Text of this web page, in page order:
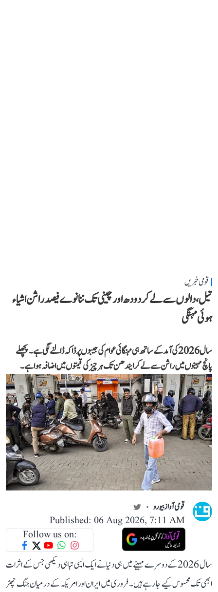
قومی خبریں
تیل، دالوں سے لے کر دودھ اور چینی تک ننانوے فیصد راشن اشیاء
ہوئی مہنگی
سال 2026 کی آمد کے ساتھ ہی مہنگائی عوام کی جیبوں پر ڈاکہ ڈالنے لگی ہے۔ پچھلے
پانچ مہینوں میں راشن سے لے کر ایندھن تک ہر چیز کی قیمتوں میں اضافہ ہوا ہے۔
قومی آواز بیورو
Published: 06 Aug 2026, 7:11 AM
Follow us on:
سال 2026 کے دوسرے مہینے میں ہی دنیا نے ایک ایسی تباہی دیکھی جس کے اثرات
ابھی تک محسوس کیے جا رہے ہیں۔ فروری میں ایران اور امریکہ کے درمیان جنگ چھڑ